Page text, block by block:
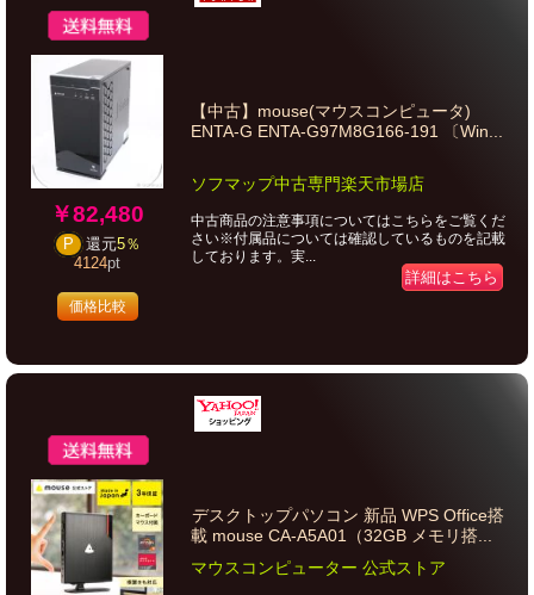
￥82,480
P 還元5％
4124pt
価格比較
【中古】mouse(マウスコンピュータ)
ENTA-G ENTA-G97M8G166-191 〔Win...
ソフマップ中古専門楽天市場店
中古商品の注意事項についてはこちらをご覧くだ
さい※付属品については確認しているものを記載
しております。実...
詳細はこちら
デスクトップパソコン 新品 WPS Office搭
載 mouse CA-A5A01（32GB メモリ搭...
マウスコンピューター 公式ストア